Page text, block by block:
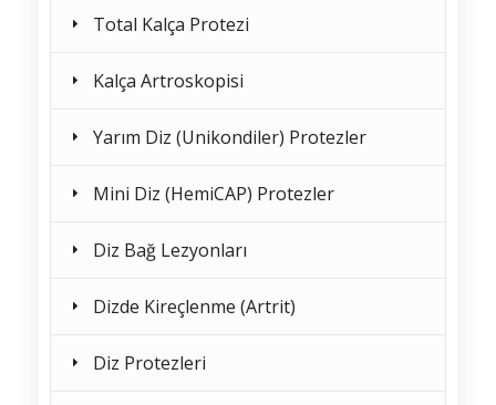
Total Kalça Protezi
Kalça Artroskopisi
Yarım Diz (Unikondiler) Protezler
Mini Diz (HemiCAP) Protezler
Diz Bağ Lezyonları
Dizde Kireçlenme (Artrit)
Diz Protezleri